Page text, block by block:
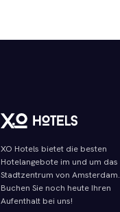
XO Hotels bietet die besten
Hotelangebote im und um das
Stadtzentrum von Amsterdam.
Buchen Sie noch heute Ihren
Aufenthalt bei uns!